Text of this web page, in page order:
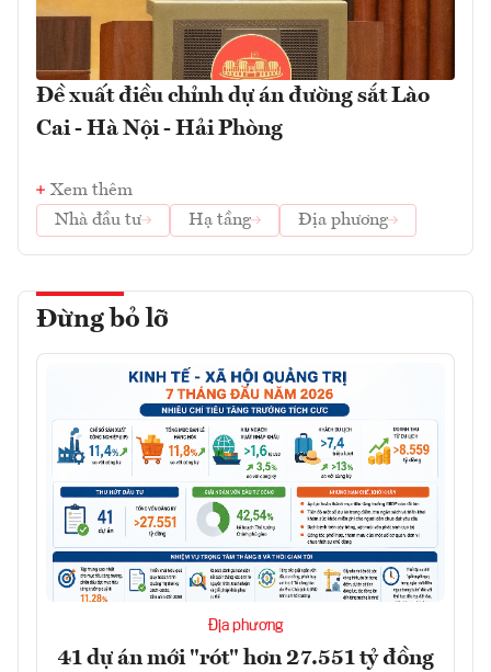
Đề xuất điều chỉnh dự án đường sắt Lào
Cai - Hà Nội - Hải Phòng
Xem thêm
Nhà đầu tư
Hạ tầng Địa phương
Đừng bỏ lỡ
Địa phương
41 dự án mới "rót" hơn 27.551 tỷ đồng